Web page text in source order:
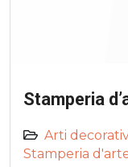
Stamperia
Arti
Stamperia